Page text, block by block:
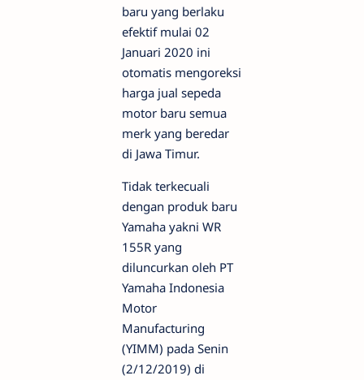
baru yang berlaku
efektif mulai 02
Januari 2020 ini
otomatis mengoreksi
harga jual sepeda
motor baru semua
merk yang beredar
di Jawa Timur.
Tidak terkecuali
dengan produk baru
Yamaha yakni WR
155R yang
diluncurkan oleh PT
Yamaha Indonesia
Motor
Manufacturing
(YIMM) pada Senin
(2/12/2019) di